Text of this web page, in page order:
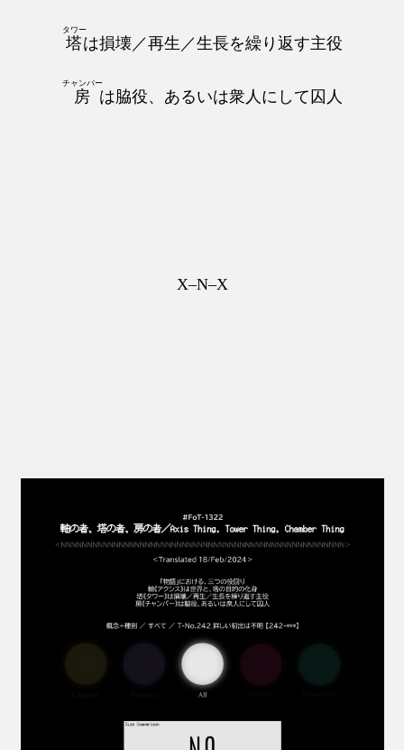
塔
タワー
は損壊／再生／生長を繰り返す主役
房
チャンバー
は脇役、あるいは衆人にして囚人
X–N–X